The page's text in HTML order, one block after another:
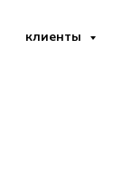
клиенты